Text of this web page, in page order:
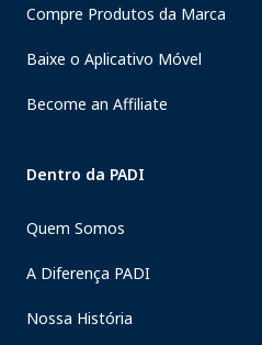
Compre Produtos da Marca
Baixe o Aplicativo Móvel
Become an Affiliate
Dentro da PADI
Quem Somos
A Diferença PADI
Nossa História